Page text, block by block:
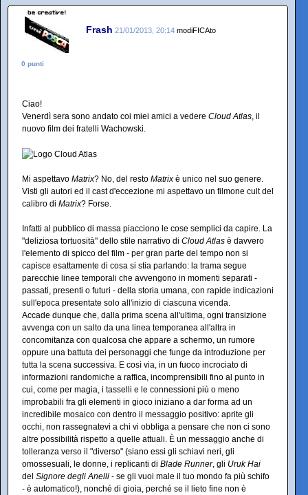
Frash 21/01/2013, 20:14 modiFICAto
0 punti
Ciao!
Venerdì sera sono andato coi miei amici a vedere Cloud Atlas, il
nuovo film dei fratelli Wachowski.
Mi aspettavo Matrix? No, del resto Matrix è unico nel suo genere.
Visti gli autori ed il cast d'eccezione mi aspettavo un filmone cult del
calibro di Matrix? Forse.
Infatti al pubblico di massa piacciono le cose semplici da capire. La
"deliziosa tortuosità" dello stile narrativo di Cloud Atlas è davvero
l'elemento di spicco del film - per gran parte del tempo non si
capisce esattamente di cosa si stia parlando: la trama segue
parecchie linee temporali che avvengono in momenti separati -
passati, presenti o futuri - della storia umana, con rapide indicazioni
sull'epoca presentate solo all'inizio di ciascuna vicenda.
Accade dunque che, dalla prima scena all'ultima, ogni transizione
avvenga con un salto da una linea temporanea all'altra in
concomitanza con qualcosa che appare a schermo, un rumore
oppure una battuta dei personaggi che funge da introduzione per
tutta la scena successiva. E così via, in un fuoco incrociato di
informazioni randomiche a raffica, incomprensibili fino al punto in
cui, come per magia, i tasselli e le connessioni più o meno
improbabili fra gli elementi in gioco iniziano a dar forma ad un
incredibile mosaico con dentro il messaggio positivo: aprite gli
occhi, non rassegnatevi a chi vi obbliga a pensare che non ci sono
altre possibilità rispetto a quelle attuali. È un messaggio anche di
tolleranza verso il "diverso" (siano essi gli schiavi neri, gli
omossesuali, le donne, i replicanti di Blade Runner, gli Uruk Hai
del Signore degli Anelli - se gli vuoi male il tuo mondo fa più schifo
- è automatico!), nonché di gioia, perché se il lieto fine non è